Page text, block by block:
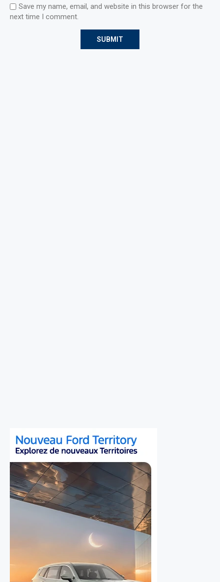
Save my name, email, and website in this browser for the
next time I comment.